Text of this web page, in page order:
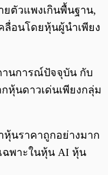
ตัวแพงเกินพื้นฐาน,
ลื่อนโดยหุ้นผู้นำเพียง
ถานการณ์ปัจจุบัน กับ
หุ้นดาวเด่นเพียงกลุ่ม
หุ้นราคาถูกอย่างมาก
ฉพาะในหุ้น AI หุ้น